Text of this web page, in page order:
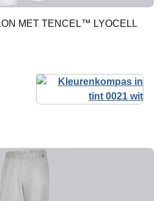
MET TENCEL™ LYOCELL